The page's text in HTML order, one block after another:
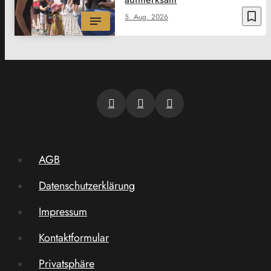
bookmark_border
5. Aug. 2026
AGB
Datenschutzerklärung
Impressum
Kontaktformular
Privatsphäre